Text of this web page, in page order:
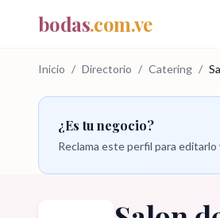
bodas.com.ve
Inicio / Directorio / Catering /
¿Es tu negocio?
Reclama este perfil para